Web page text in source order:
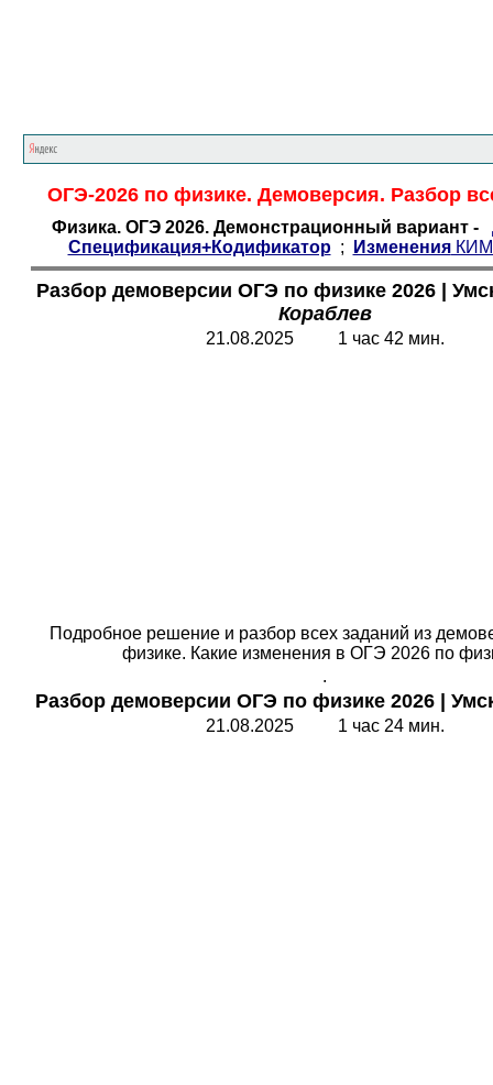
ОГЭ-2026 по физике. Демоверсия. Разбор
Физика. ОГЭ 2026. Демонстрационный вариант -
Спецификация+Кодификатор; Изменения
Разбор демоверсии ОГЭ по физике 2026
Кораблев
21.08.2025 1 час 42 мин.
Подробное решение и разбор всех заданий из
физике. Какие изменения в ОГЭ 2026 по
.
Разбор демоверсии ОГЭ по физике 2026
21.08.2025 1 час 24 мин.